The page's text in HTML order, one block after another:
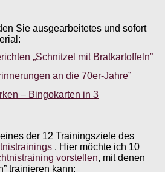
Sie ausgearbeitetes und sofort
„Schnitzel mit Bratkartoffeln”
an die 70er-Jahre”
– Bingokarten in 3
der 12 Trainingsziele des
. Hier möchte ich 10
vorstellen, mit denen
trainieren kann: